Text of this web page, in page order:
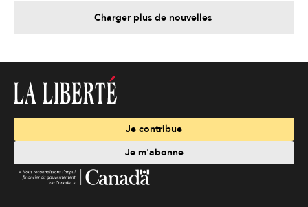
Charger plus de nouvelles
Je contribue
Je m'abonne